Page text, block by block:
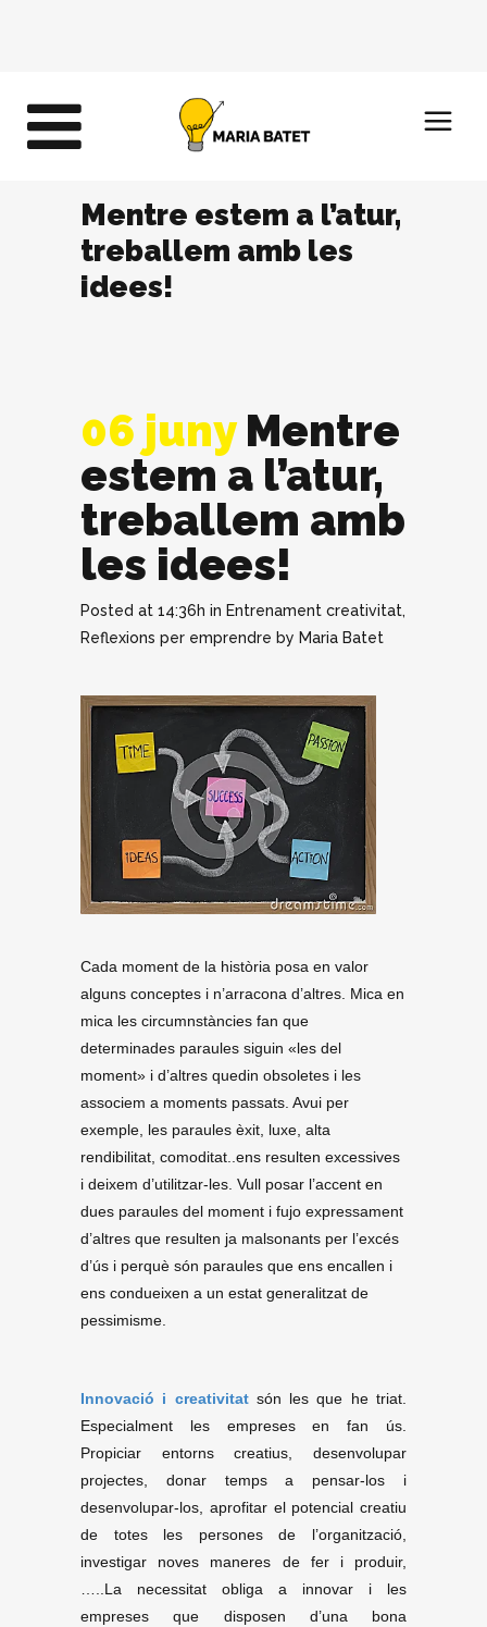
Mentre estem a l’atur,
treballem amb les
idees!
06 junyMentre
estem a l’atur,
treballem amb
les idees!
Posted at 14:36h in Entrenament creativitat,
Reflexions per emprendre by Maria Batet
Cada moment de la història posa en valor
alguns conceptes i n’arracona d’altres. Mica en
mica les circumnstàncies fan que
determinades paraules siguin «les del
moment» i d’altres quedin obsoletes i les
associem a moments passats. Avui per
exemple, les paraules èxit, luxe, alta
rendibilitat, comoditat..ens resulten excessives
i deixem d’utilitzar-les. Vull posar l’accent en
dues paraules del moment i fujo expressament
d’altres que resulten ja malsonants per l’excés
d’ús i perquè són paraules que ens encallen i
ens condueixen a un estat generalitzat de
pessimisme.
Innovació i creativitatsón les que he triat.
Especialment les empreses en fan ús.
Propiciar entorns creatius, desenvolupar
projectes, donar temps a pensar-los i
desenvolupar-los, aprofitar el potencial creatiu
de totes les persones de l’organització,
investigar noves maneres de fer i produir,
…..La necessitat obliga a innovar i les
empreses que disposen d’una bona